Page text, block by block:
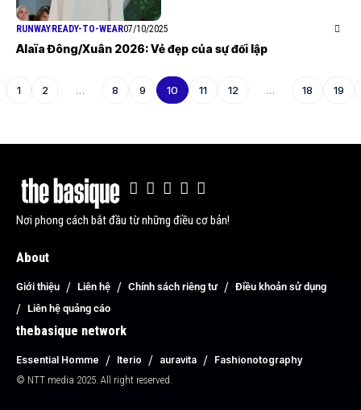
RUNWAYREADY-TO-WEAR07/10/2025
Alaïa Đông/Xuân 2026: Vẻ đẹp của sự đối lập
1 2 … 8 9 10 11 12 … 18 19
Nơi phong cách bắt đầu từ những điều cơ bản!
About
Giới thiệu Liên hệ Chính sách riêng tư
Điều khoản sử dụng
Liên hệ quảng cáo
thebasique network
Essential Homme Iterio auravita
Fashionotography
© NTT media 2025. All right reserved.